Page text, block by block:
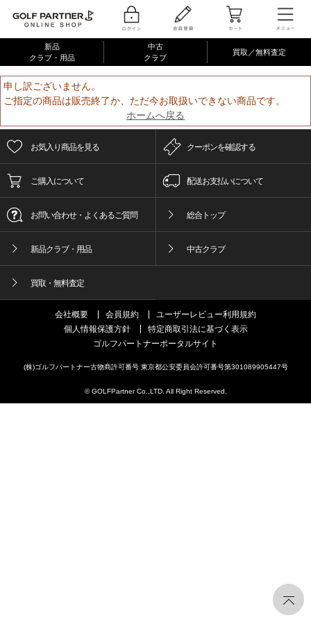
新品
クラブ・用品
中古
クラブ
買取／無料査定
申し訳ございません。
ご指定の商品は販売終了か、ただ今お取扱いできない商品です。
ホームへ戻る
お気入り商品を見る クーポンを確認する
ご購入について 配送お支払いについて
お問い合わせ・よくあるご質問 総合トップ
新品クラブ・用品 中古クラブ
買取・無料査定
会社概要 会員規約
ユーザーレビュー利用規約
個人情報保護方針
特定商取引法に基づく表示
ゴルフパートナーポータルサイト
(株)ゴルフパートナー古物商許可番号 東京都公安委員会許可番号第301089905447号
© GOLFPartner Co.,LTD. All Right Reserved.